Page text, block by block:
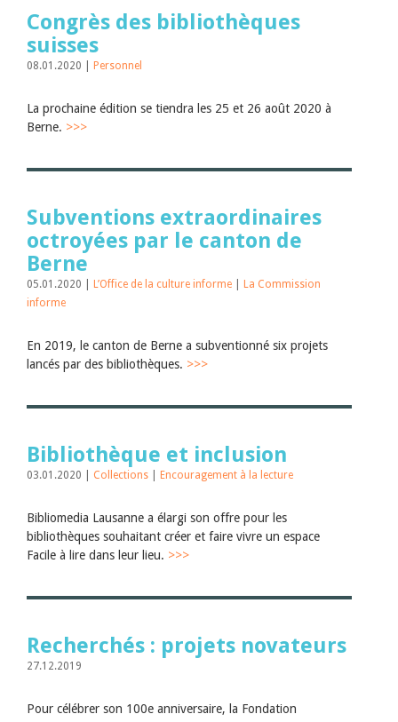
Congrès des bibliothèques
suisses
08.01.2020 | Personnel
La prochaine édition se tiendra les 25 et 26 août 2020 à
Berne. >>>
Subventions extraordinaires
octroyées par le canton de
Berne
05.01.2020 | L’Office de la culture informe
La Commission
informe
En 2019, le canton de Berne a subventionné six projets
lancés par des bibliothèques. >>>
Bibliothèque et inclusion
03.01.2020 | Collections Encouragement à la lecture
Bibliomedia Lausanne a élargi son offre pour les
bibliothèques souhaitant créer et faire vivre un espace
Facile à lire dans leur lieu. >>>
Recherchés : projets novateurs
27.12.2019
Pour célébrer son 100e anniversaire, la Fondation